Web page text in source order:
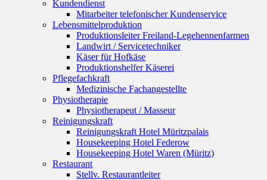
Kundendienst
Mitarbeiter telefonischer Kundenservice
Lebensmittelproduktion
Produktionsleiter Freiland-Legehennenfarmen
Landwirt / Servicetechniker
Käser für Hofkäse
Produktionshelfer Käserei
Pflegefachkraft
Medizinische Fachangestellte
Physiotherapie
Physiotherapeut / Masseur
Reinigungskraft
Reinigungskraft Hotel Müritzpalais
Housekeeping Hotel Federow
Housekeeping Hotel Waren (Müritz)
Restaurant
Stellv. Restaurantleiter